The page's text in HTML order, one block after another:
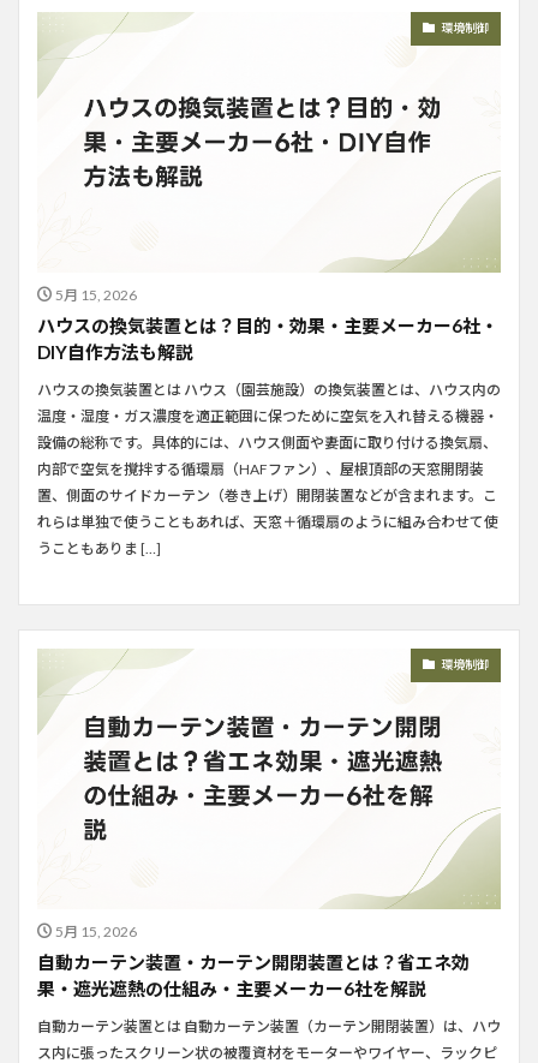
環境制御
5月 15, 2026
ハウスの換気装置とは？目的・効果・主要メーカー6社・
DIY自作方法も解説
ハウスの換気装置とは ハウス（園芸施設）の換気装置とは、ハウス内の
温度・湿度・ガス濃度を適正範囲に保つために空気を入れ替える機器・
設備の総称です。具体的には、ハウス側面や妻面に取り付ける換気扇、
内部で空気を撹拌する循環扇（HAFファン）、屋根頂部の天窓開閉装
置、側面のサイドカーテン（巻き上げ）開閉装置などが含まれます。こ
れらは単独で使うこともあれば、天窓＋循環扇のように組み合わせて使
うこともありま […]
環境制御
5月 15, 2026
自動カーテン装置・カーテン開閉装置とは？省エネ効
果・遮光遮熱の仕組み・主要メーカー6社を解説
自動カーテン装置とは 自動カーテン装置（カーテン開閉装置）は、ハウ
ス内に張ったスクリーン状の被覆資材をモーターやワイヤー、ラックピ